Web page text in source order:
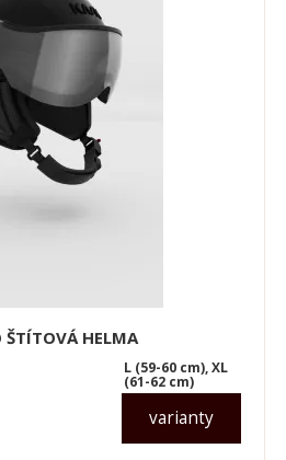
ŠTÍTOVÁ HELMA
varianty
L (59-60 cm), XL
(61-62 cm)